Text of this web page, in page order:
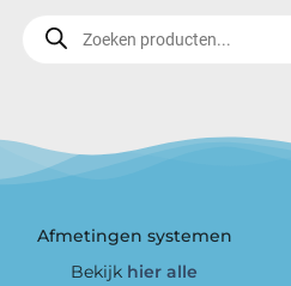
zoeken
Afmetingen systemen
Bekijk hier alle